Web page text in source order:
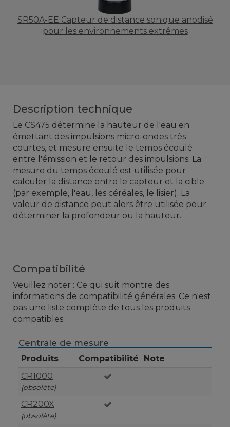
SR50A-EE Capteur de distance sonique anodisé
pour les environnements extrêmes
Description technique
Le CS475 détermine la hauteur de l'eau en
émettant des impulsions micro-ondes très
courtes, et mesure ensuite le temps écoulé
entre l'émission et le retour des impulsions. La
mesure du temps écoulé est utilisée pour
calculer la distance entre le capteur et la cible
(par exemple, l'eau, les céréales, le lisier). La
valeur de distance peut alors être utilisée pour
déterminer la profondeur ou la hauteur.
Compatibilité
Veuillez noter : Ce qui suit montre des
informations de compatibilité générales. Ce n'est
pas une liste complète de tous les produits
compatibles.
Centrale de mesure
Produits Compatibilité
Note
CR1000
(obsolète)
CR200X
(obsolète)